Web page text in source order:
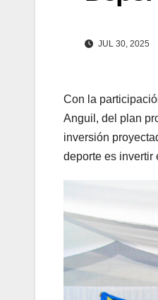
JUL 30, 2025
Con la
Anguil, del plan
inversión
deporte es invertir